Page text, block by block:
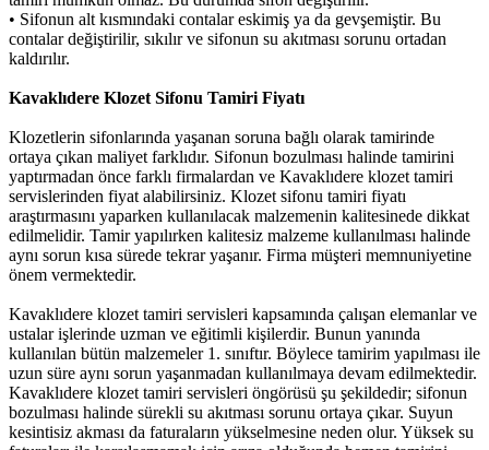
• Sifonun alt kısmındaki contalar eskimiş ya da gevşemiştir. Bu
contalar değiştirilir, sıkılır ve sifonun su akıtması sorunu ortadan
kaldırılır.
Kavaklıdere Klozet Sifonu Tamiri Fiyatı
Klozetlerin sifonlarında yaşanan soruna bağlı olarak tamirinde
ortaya çıkan maliyet farklıdır. Sifonun bozulması halinde tamirini
yaptırmadan önce farklı firmalardan ve Kavaklıdere klozet tamiri
servislerinden fiyat alabilirsiniz. Klozet sifonu tamiri fiyatı
araştırmasını yaparken kullanılacak malzemenin kalitesinede dikkat
edilmelidir. Tamir yapılırken kalitesiz malzeme kullanılması halinde
aynı sorun kısa sürede tekrar yaşanır. Firma müşteri memnuniyetine
önem vermektedir.
Kavaklıdere klozet tamiri servisleri kapsamında çalışan elemanlar ve
ustalar işlerinde uzman ve eğitimli kişilerdir. Bunun yanında
kullanılan bütün malzemeler 1. sınıftır. Böylece tamirim yapılması ile
uzun süre aynı sorun yaşanmadan kullanılmaya devam edilmektedir.
Kavaklıdere klozet tamiri servisleri öngörüsü şu şekildedir; sifonun
bozulması halinde sürekli su akıtması sorunu ortaya çıkar. Suyun
kesintisiz akması da faturaların yükselmesine neden olur. Yüksek su